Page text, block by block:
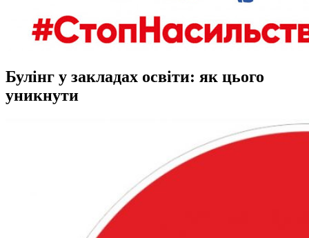
Булінг у закладах освіти: як цього
уникнути